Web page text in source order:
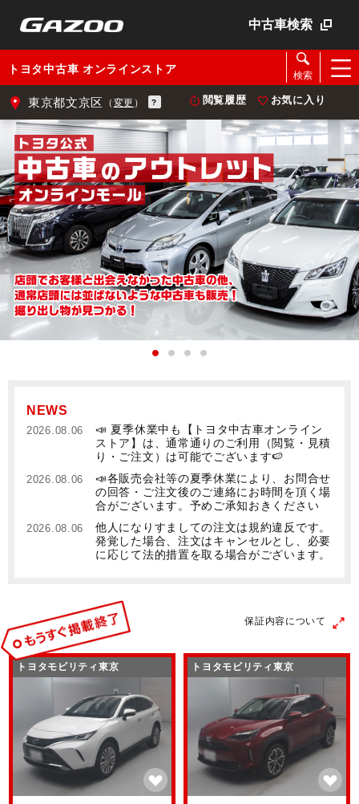
中古車検索
トヨタ中古車 オンラインストア
検索
東京都文京区 （ 変更 ） 閲覧履歴 お気に入り
NEWS
2026.08.06
📣 夏季休業中も【トヨタ中古車オンライン
ストア】は、通常通りのご利用（閲覧・見積
り・ご注文）は可能でございます🍉
2026.08.06
📣各販売会社等の夏季休業により、お問合せ
の回答・ご注文後のご連絡にお時間を頂く場
合がございます。予めご承知おきください
2026.08.06
他人になりすましての注文は規約違反です。
発覚した場合、注文はキャンセルとし、必要
に応じて法的措置を取る場合がございます。
保証内容について
トヨタモビリティ東京 トヨタモビリティ東京